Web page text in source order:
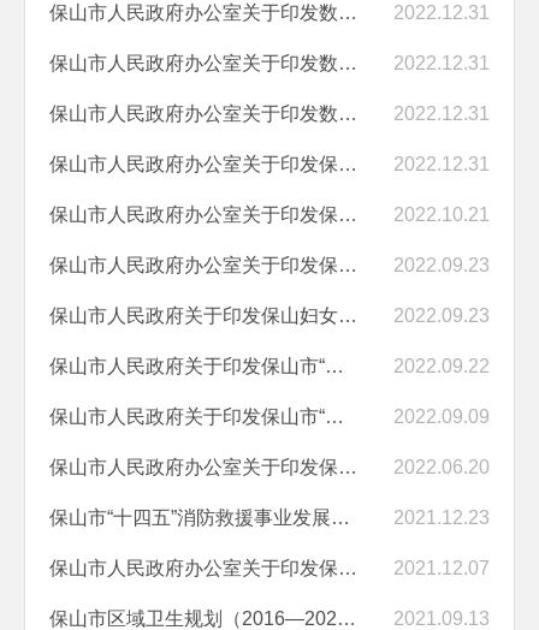
保山市人民政府办公室关于印发数字保山“十四五”发展规划（2021—2025... 2022.12.31
保山市人民政府办公室关于印发数字保山“十四五”发展规划（2021—2025... 2022.12.31
保山市人民政府办公室关于印发数字保山“十四五”发展规划（2021—2025... 2022.12.31
保山市人民政府办公室关于印发保山市“十四五”教育事业发展规划的通知 2022.12.31
保山市人民政府办公室关于印发保山市“十四五”城乡社区服务体系建设规... 2022.10.21
保山市人民政府办公室关于印发保山市综合交通运输“十四五”发展规划的通知 2022.09.23
保山市人民政府关于印发保山妇女发展规划（2021—2030年）和保山儿童发... 2022.09.23
保山市人民政府关于印发保山市“十四五”农业农村现代化发展规划的通知 2022.09.22
保山市人民政府关于印发保山市“十四五”残疾人保障和发展规划的通知 2022.09.09
保山市人民政府办公室关于印发保山市“十四五”气象事业发展规划的通知 2022.06.20
保山市“十四五”消防救援事业发展规划 2021.12.23
保山市人民政府办公室关于印发保山市“十四五”人力资源和社会保障发展... 2021.12.07
保山市区域卫生规划（2016—2020年） 2021.09.13